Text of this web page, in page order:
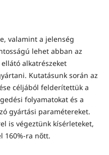
valamint a jelenség
lehet abban az
alkatrészeket
Kutatásunk során az
céljából felderítettük a
folyamatokat és a
gyártási paramétereket.
is végeztünk kísérleteket,
160%-ra nőtt.